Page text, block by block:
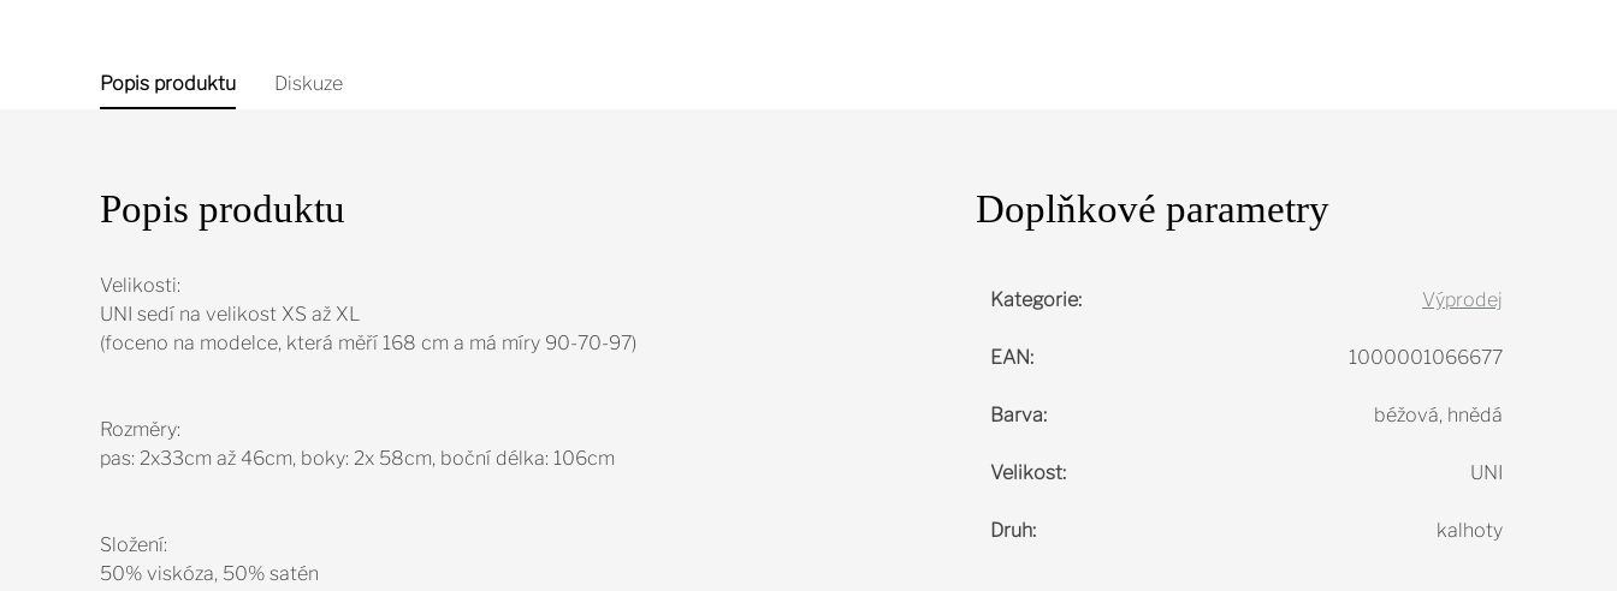
Popis produktu Diskuze
Popis produktu
Velikosti:
UNI sedí na velikost XS až XL
(foceno na modelce, která měří 168 cm a má míry 90-70-97)
Rozměry:
pas: 2x33cm až 46cm, boky: 2x 58cm, boční délka: 106cm
Složení:
50% viskóza, 50% satén
Doplňkové parametry
Kategorie: Výprodej
EAN: 1000001066677
Barva: béžová, hnědá
Velikost: UNI
Druh: kalhoty